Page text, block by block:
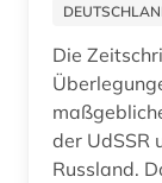
Die
der UdSSR
Russland.